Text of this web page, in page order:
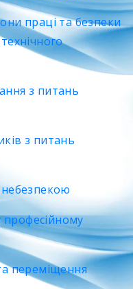
праці та безпеки
з питань
з питань
професійному
переміщення